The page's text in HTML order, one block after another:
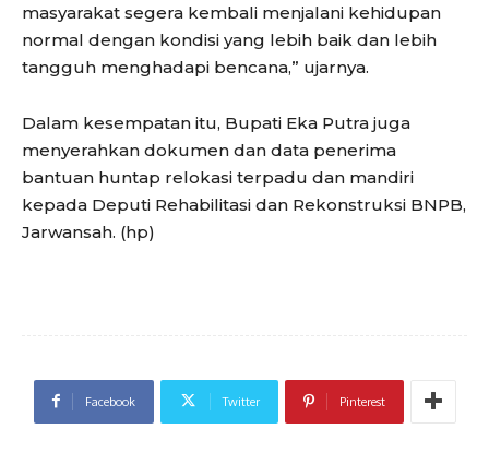
masyarakat segera kembali menjalani kehidupan
normal dengan kondisi yang lebih baik dan lebih
tangguh menghadapi bencana,” ujarnya.
Dalam kesempatan itu, Bupati Eka Putra juga
menyerahkan dokumen dan data penerima
bantuan huntap relokasi terpadu dan mandiri
kepada Deputi Rehabilitasi dan Rekonstruksi BNPB,
Jarwansah. (hp)
Facebook Twitter Pinterest